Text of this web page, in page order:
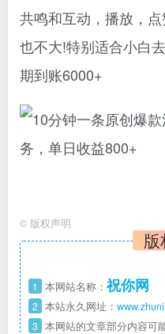
共鸣和互动，播放，
也不大!特别适合小白
期到账6000+
© 版权声明
版
1 本网站名称： 祝你网
2 本站永久网址：
3 本网站的文章部分内容可